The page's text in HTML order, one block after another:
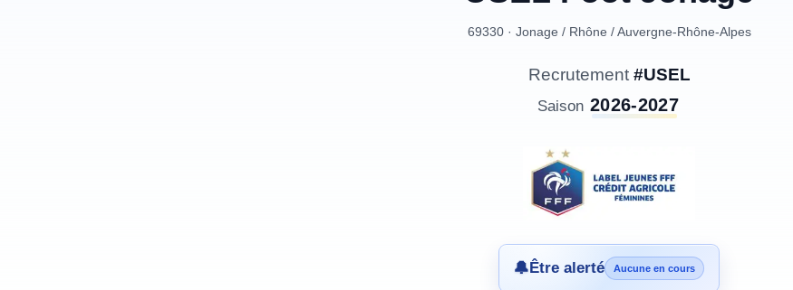
69330 · Jonage / Rhône /Auvergne-Rhône-Alpes
Recrutement #USEL
Saison 2026-2027
🔔Être alerté Aucune en cours